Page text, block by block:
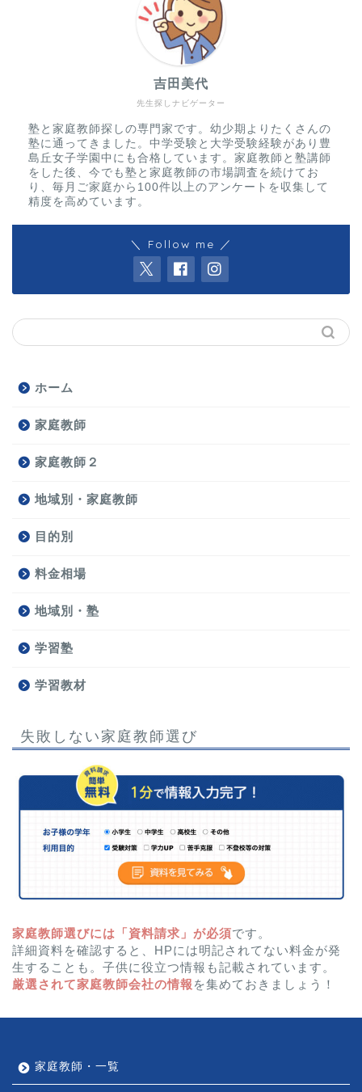
先生探しナビゲーター
吉田美代
塾と家庭教師探しの専門家です。幼少期よりたくさんの
塾に通ってきました。中学受験と大学受験経験があり豊
島丘女子学園中にも合格しています。家庭教師と塾講師
をした後、今でも塾と家庭教師の市場調査を続けてお
り、毎月ご家庭から100件以上のアンケートを収集して
精度を高めています。
＼ Follow me ／
ホーム
家庭教師
家庭教師２
地域別・家庭教師
目的別
料金相場
地域別・塾
学習塾
学習教材
失敗しない家庭教師選び
家庭教師選びには「資料請求」が必須です。
詳細資料を確認すると、HPには明記されてない料金が発
生することも。子供に役立つ情報も記載されています。
厳選されて家庭教師会社の情報 を集めておきましょう！
家庭教師・一覧